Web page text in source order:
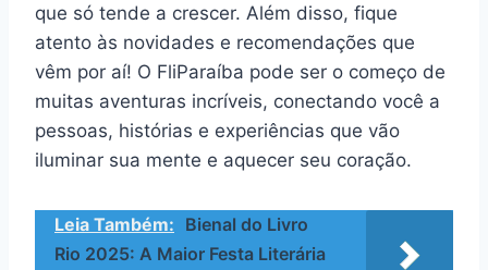
que só tende a crescer. Além disso, fique
atento às novidades e recomendações que
vêm por aí! O FliParaíba pode ser o começo de
muitas aventuras incríveis, conectando você a
pessoas, histórias e experiências que vão
iluminar sua mente e aquecer seu coração.
Leia Também: Bienal do Livro
Rio 2025: A Maior Festa Literária